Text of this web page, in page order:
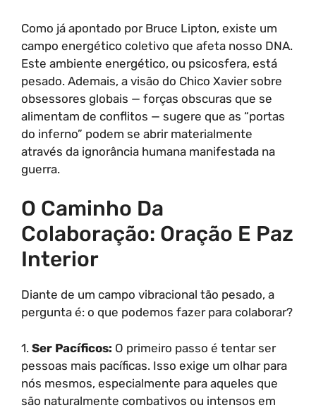
Como já apontado por Bruce Lipton, existe um
campo energético coletivo que afeta nosso DNA.
Este ambiente energético, ou psicosfera, está
pesado. Ademais, a visão do Chico Xavier sobre
obsessores globais — forças obscuras que se
alimentam de conflitos — sugere que as “portas
do inferno” podem se abrir materialmente
através da ignorância humana manifestada na
guerra.
O Caminho Da
Colaboração: Oração E Paz
Interior
Diante de um campo vibracional tão pesado, a
pergunta é: o que podemos fazer para colaborar?
1. Ser Pacíficos: O primeiro passo é tentar ser
pessoas mais pacíficas. Isso exige um olhar para
nós mesmos, especialmente para aqueles que
são naturalmente combativos ou intensos em